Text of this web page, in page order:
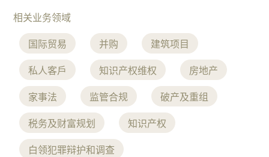
相关业务领域
国际贸易 并购 建筑项目
私人客戶 知识产权维权 房地产
家事法 监管合规 破产及重组
税务及财富规划 知识产权
白领犯罪辩护和调查